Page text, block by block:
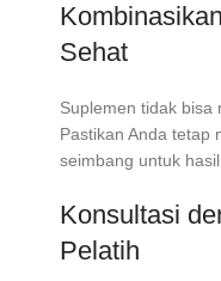
Sehat
Suplemen tidak bisa
Pastikan Anda tetap
seimbang untuk
Konsultasi
Pelatih